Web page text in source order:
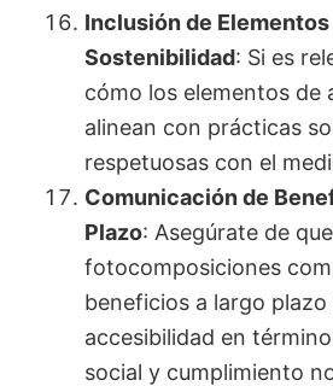
Inclusión de Elementos
Sostenibilidad: Si es
cómo los elementos de
alinean con prácticas
respetuosas con el
Comunicación de
Plazo: Asegúrate de
fotocomposiciones
beneficios a largo plazo
accesibilidad en
social y cumplimiento